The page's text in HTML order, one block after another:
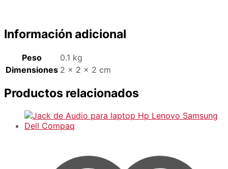
Información adicional
Peso
0.1 kg
Dimensiones 2 × 2 × 2 cm
Productos relacionados